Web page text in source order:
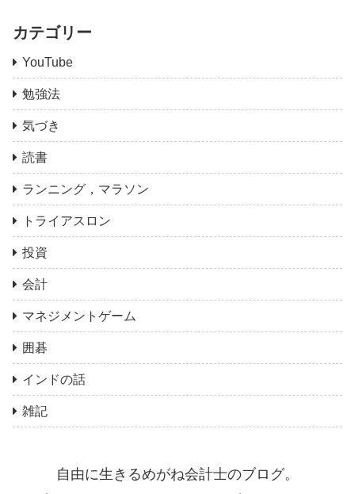
カテゴリー
YouTube
勉強法
気づき
読書
ランニング，マラソン
トライアスロン
投資
会計
マネジメントゲーム
囲碁
インドの話
雑記
自由に生きるめがね会計士のブログ。